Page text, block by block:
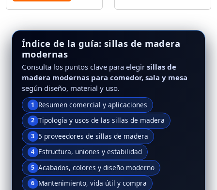
Índice de la guía: sillas de madera
modernas
Consulta los puntos clave para elegir sillas de
madera modernas para comedor, sala y mesa
según diseño, material y uso.
1 Resumen comercial y aplicaciones
2 Tipología y usos de las sillas de madera
3 5 proveedores de sillas de madera
4 Estructura, uniones y estabilidad
5 Acabados, colores y diseño moderno
6 Mantenimiento, vida útil y compra